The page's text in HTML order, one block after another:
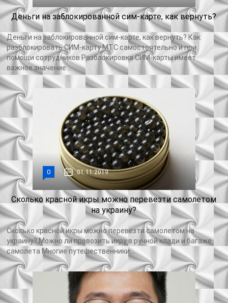
Деньги на заблокированной сим-карте, как вернуть?
Деньги на заблокированной сим-карте, как вернуть? Как
разблокировать СИМ-карту МТС самостоятельно и при
помощи сотрудников Разблокировка СИМ-карты имеет
важное значение...
0 01.11.2019
Сколько красной икры можно перевезти самолетом
на украину?
Сколько красной икры можно перевезти самолетом на
украину? Можно ли провозить икру в ручной клади и багаже
самолета Многие путешественники...